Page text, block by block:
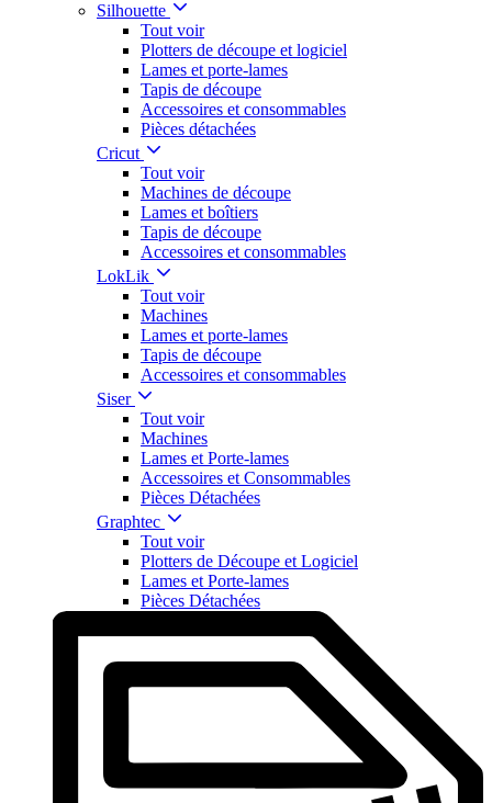
Silhouette
Tout voir
Plotters de découpe et logiciel
Lames et porte-lames
Tapis de découpe
Accessoires et consommables
Pièces détachées
Cricut
Tout voir
Machines de découpe
Lames et boîtiers
Tapis de découpe
Accessoires et consommables
LokLik
Tout voir
Machines
Lames et porte-lames
Tapis de découpe
Accessoires et consommables
Siser
Tout voir
Machines
Lames et Porte-lames
Accessoires et Consommables
Pièces Détachées
Graphtec
Tout voir
Plotters de Découpe et Logiciel
Lames et Porte-lames
Pièces Détachées